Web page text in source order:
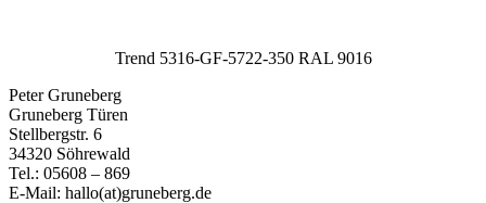
Trend 5316-GF-5722-350 RAL 9016
Peter Gruneberg
Gruneberg Türen
Stellbergstr. 6
34320 Söhrewald
Tel.: 05608 – 869
E-Mail: hallo(at)gruneberg.de